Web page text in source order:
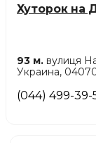
Хуторок на
93 м. вулиця
Украина,
(044) 499-39-